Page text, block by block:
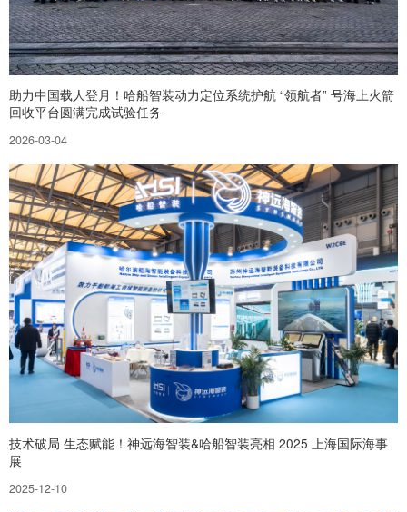
助力中国载人登月！哈船智装动力定位系统护航 “领航者” 号海上火箭
回收平台圆满完成试验任务
2026-03-04
技术破局 生态赋能！神远海智装&哈船智装亮相 2025 上海国际海事
展
2025-12-10